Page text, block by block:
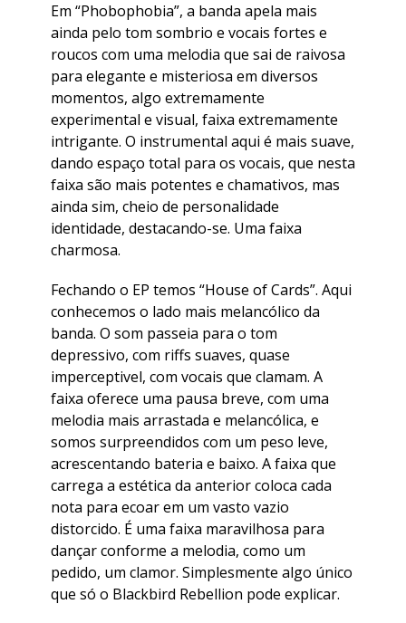
Em “Phobophobia”, a banda apela mais
ainda pelo tom sombrio e vocais fortes e
roucos com uma melodia que sai de raivosa
para elegante e misteriosa em diversos
momentos, algo extremamente
experimental e visual, faixa extremamente
intrigante. O instrumental aqui é mais suave,
dando espaço total para os vocais, que nesta
faixa são mais potentes e chamativos, mas
ainda sim, cheio de personalidade
identidade, destacando-se. Uma faixa
charmosa.
Fechando o EP temos “House of Cards”. Aqui
conhecemos o lado mais melancólico da
banda. O som passeia para o tom
depressivo, com riffs suaves, quase
imperceptivel, com vocais que clamam. A
faixa oferece uma pausa breve, com uma
melodia mais arrastada e melancólica, e
somos surpreendidos com um peso leve,
acrescentando bateria e baixo. A faixa que
carrega a estética da anterior coloca cada
nota para ecoar em um vasto vazio
distorcido. É uma faixa maravilhosa para
dançar conforme a melodia, como um
pedido, um clamor. Simplesmente algo único
que só o Blackbird Rebellion pode explicar.